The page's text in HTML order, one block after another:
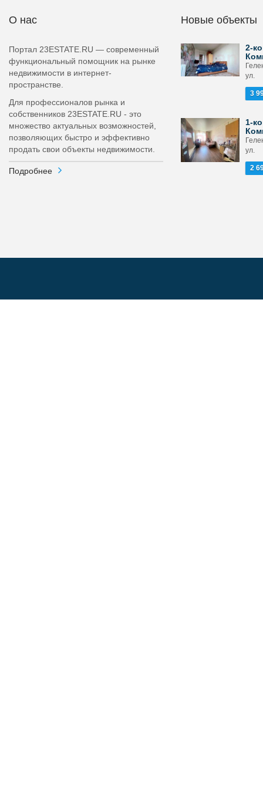
О нас
Портал 23ESTATE.RU — современный
функциональный помощник на рынке
недвижимости в интернет-
пространстве.
Для профессионалов рынка и
собственников 23ESTATE.RU - это
множество актуальных возможностей,
позволяющих быстро и эффективно
продать свои объекты недвижимости.
Подробнее
Новые объекты
2-
ул.
3
1-
ул.
2